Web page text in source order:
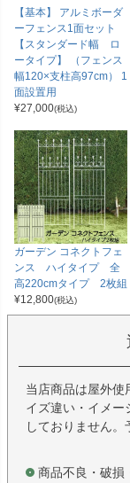
【基本】 アルミボーダ
ーフェンス1面セット
【スタンダード幅 ロ
ータイプ】 （フェンス
幅120×支柱高97cm） 1
面設置用
¥27,000(税込)
ガーデン コネクトフェ
ンス ハイタイプ 全
高220cmタイプ 2枚組
¥12,800(税込)
当店商品は屋外使
イズ違い・イメー
しておりません。
商品不良・破損